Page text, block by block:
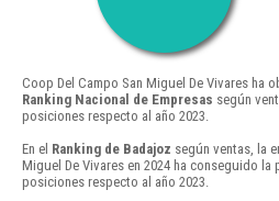
Coop Del Campo San Miguel De Vivares ha
Ranking Nacional de Empresas según
posiciones respecto al año 2023.
En el Ranking de Badajoz según ventas, la
Miguel De Vivares en 2024 ha conseguido la
posiciones respecto al año 2023.